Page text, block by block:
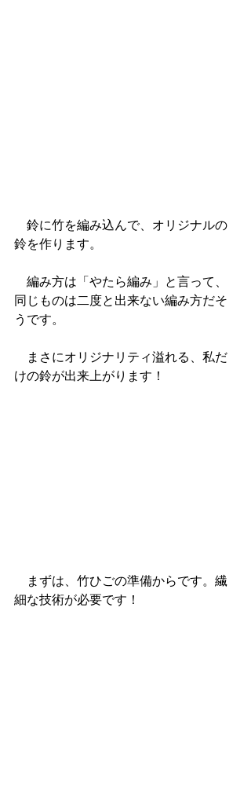
鈴に竹を編み込んで、オリジナルの
鈴を作ります。
編み方は「やたら編み」と言って、
同じものは二度と出来ない編み方だそ
うです。
まさにオリジナリティ溢れる、私だ
けの鈴が出来上がります！
まずは、竹ひごの準備からです。繊
細な技術が必要です！